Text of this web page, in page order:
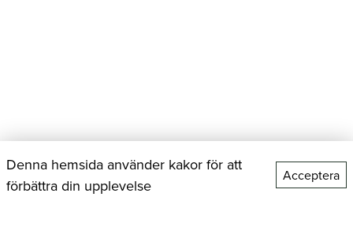
Denna hemsida använder kakor för att
förbättra din upplevelse
Acceptera